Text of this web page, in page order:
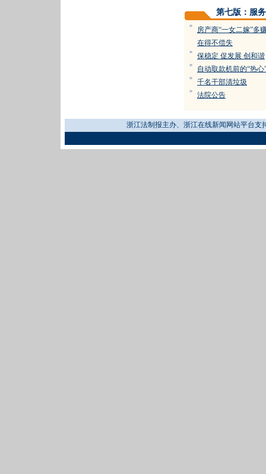
第七版：服务
=
房产商“一女二嫁”多
在得不偿失
= 保稳定 促发展 创和谐
= 自动取款机前的“热心
= 千名干部清垃圾
= 法院公告
浙江法制报主办、浙江在线新闻网站平台